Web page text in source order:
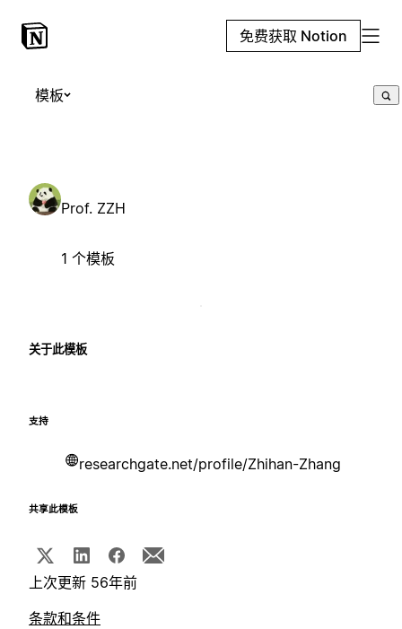
免费获取 Notion
模板
Prof. ZZH
1 个模板
关于此模板
支持
researchgate.net/profile/Zhihan-Zhang
共享此模板
上次更新 56年前
条款和条件